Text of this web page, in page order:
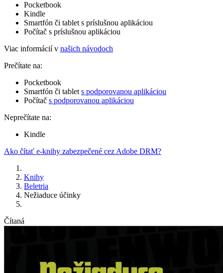
Pocketbook
Kindle
Smartfón či tablet s príslušnou aplikáciou
Počítač s príslušnou aplikáciou
Viac informácií v našich návodoch
Prečítate na:
Pocketbook
Smartfón či tablet s podporovanou aplikáciou
Počítač s podporovanou aplikáciou
Neprečítate na:
Kindle
Ako čítať e-knihy zabezpečené cez Adobe DRM?
Knihy
Beletria
Nežiaduce účinky
Čítaná